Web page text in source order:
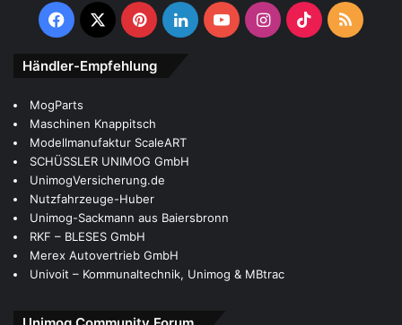
Facebook
X PinterestLinkedInYouTubeInstagram
TikTokRSS
Händler-Empfehlung
MogParts
Maschinen Knappitsch
Modellmanufaktur ScaleART
SCHÜSSLER UNIMOG GmbH
UnimogVersicherung.de
Nutzfahrzeuge-Huber
Unimog-Sackmann aus Baiersbronn
RKF – BLESES GmbH
Merex Autovertrieb GmbH
Univoit – Kommunaltechnik, Unimog & MBtrac